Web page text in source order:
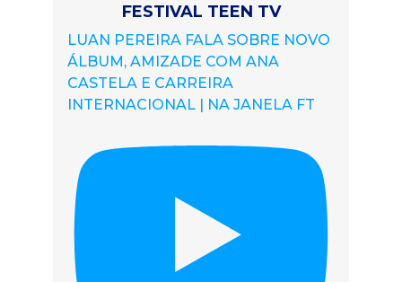
FESTIVAL TEEN TV
LUAN PEREIRA FALA SOBRE NOVO
ÁLBUM, AMIZADE COM ANA
CASTELA E CARREIRA
INTERNACIONAL | NA JANELA FT